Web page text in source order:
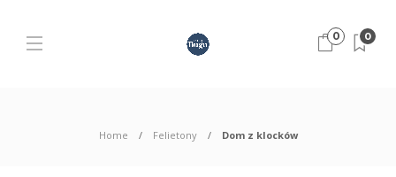
0 0
Home Felietony Dom z klocków